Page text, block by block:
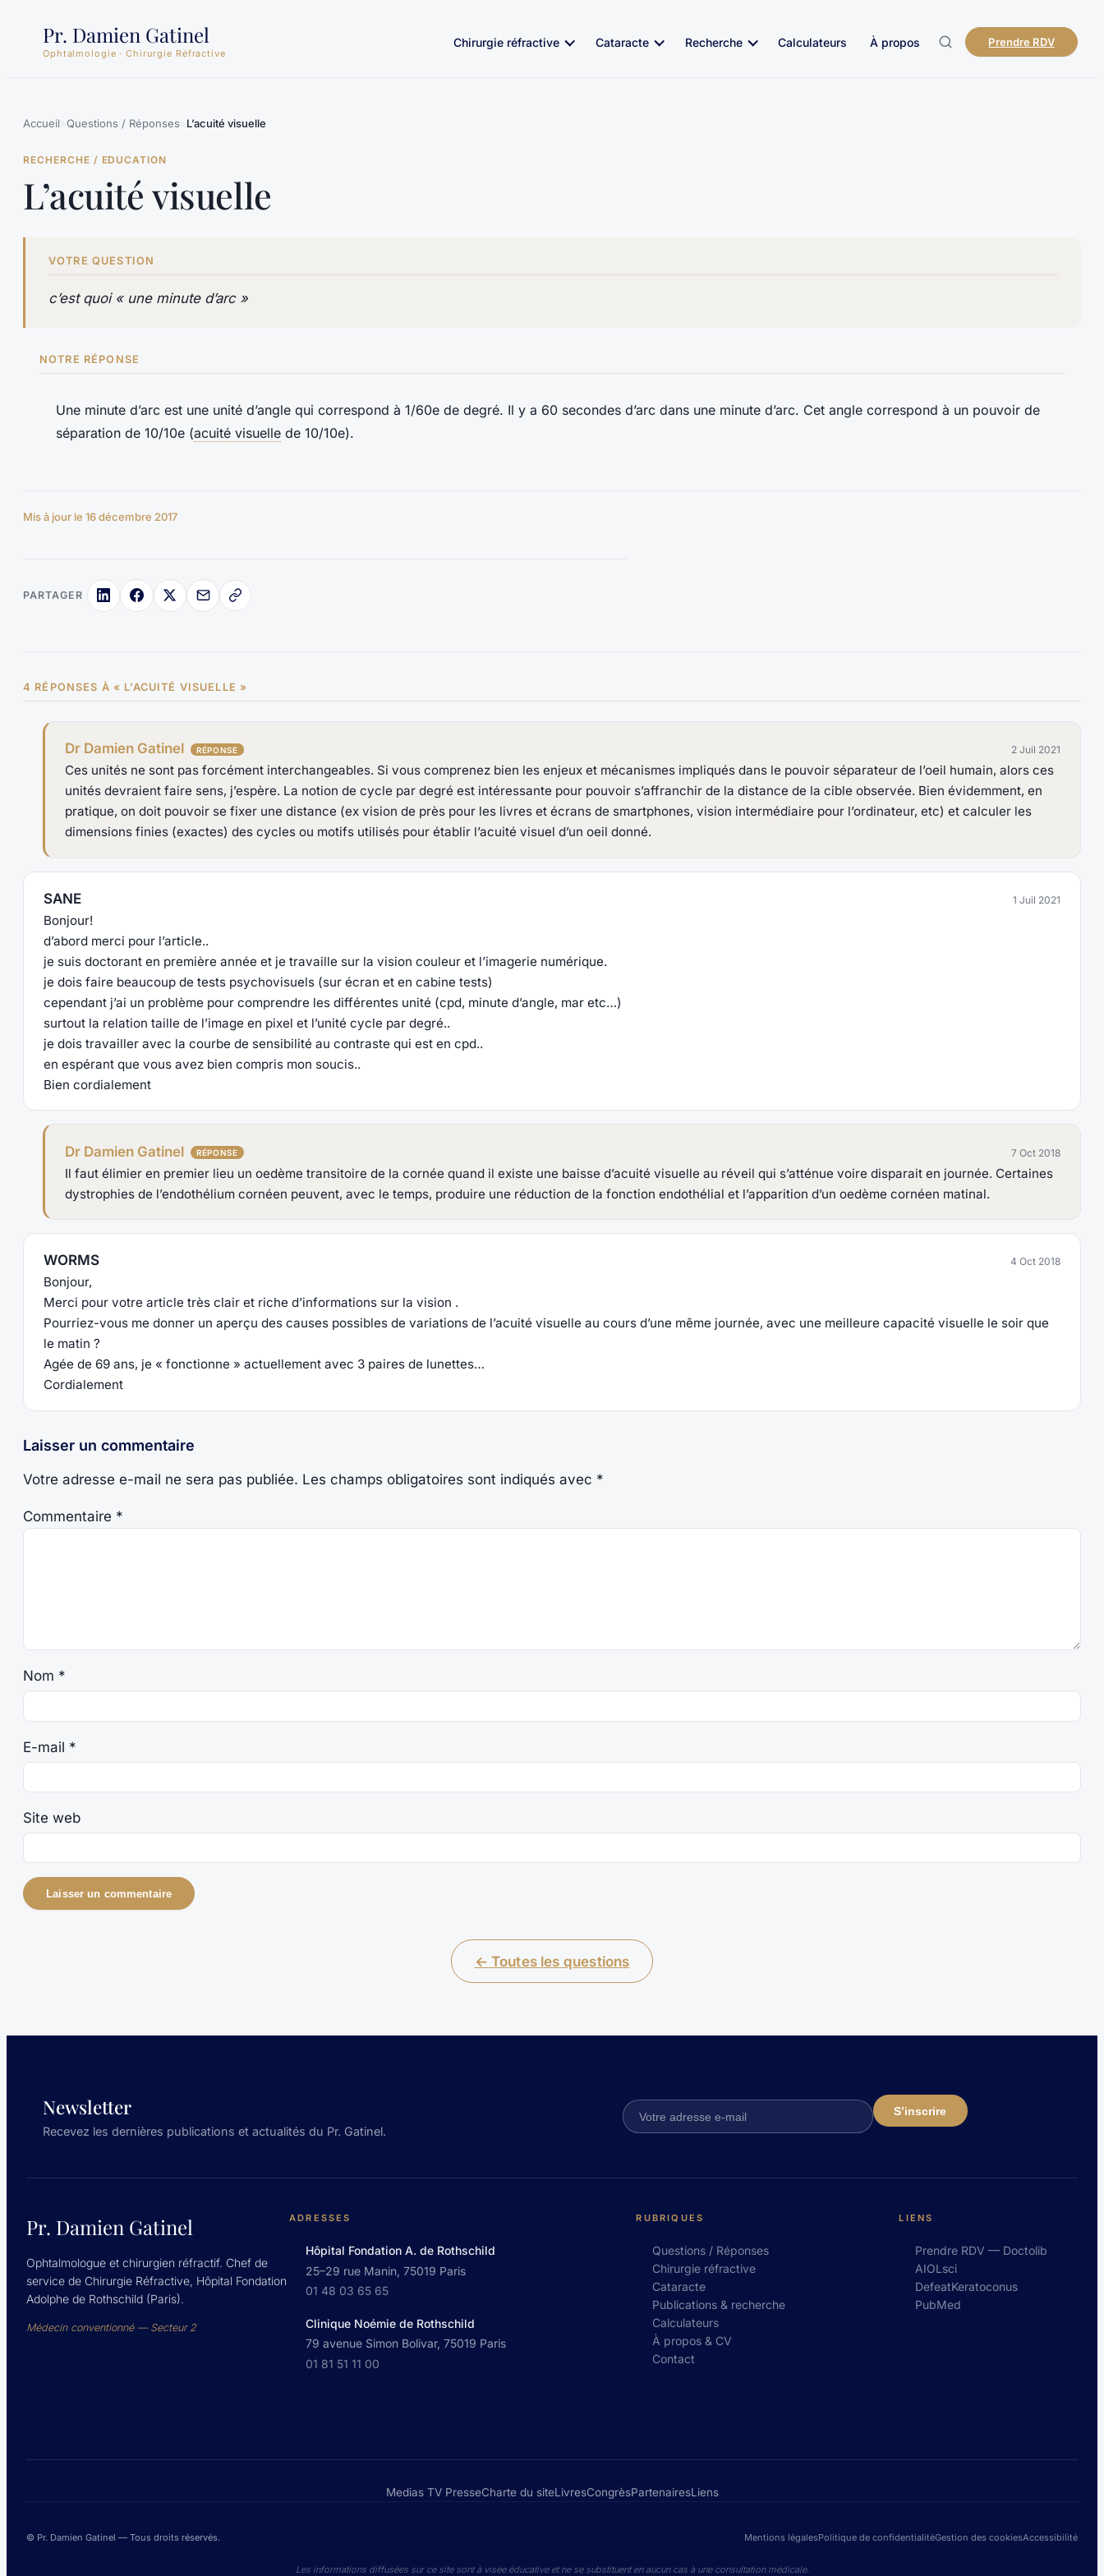
contenu
Pr. Damien Gatinel
Ophtalmologie · Chirurgie Réfractive
Chirurgie réfractive Cataracte Recherche Calculateurs À propos Prendre RDV
Accueil Questions / Réponses L’acuité visuelle
RECHERCHE / EDUCATION
L’acuité visuelle
VOTRE QUESTION
c’est quoi « une minute d’arc »
NOTRE RÉPONSE
Une minute d’arc est une unité d’angle qui correspond à 1/60e de degré. Il y a 60 secondes d’arc dans une minute d’arc. Cet angle correspond à un pouvoir de
séparation de 10/10e (acuité visuelle de 10/10e).
Mis à jour le 16 décembre 2017
PARTAGER
4 RÉPONSES À « L’ACUITÉ VISUELLE »
Dr Damien Gatinel 2 Juil 2021
Ces unités ne sont pas forcément interchangeables. Si vous comprenez bien les enjeux et mécanismes impliqués dans le pouvoir séparateur de l’oeil humain, alors ces
unités devraient faire sens, j’espère. La notion de cycle par degré est intéressante pour pouvoir s’affranchir de la distance de la cible observée. Bien évidemment, en
pratique, on doit pouvoir se fixer une distance (ex vision de près pour les livres et écrans de smartphones, vision intermédiaire pour l’ordinateur, etc) et calculer les
dimensions finies (exactes) des cycles ou motifs utilisés pour établir l’acuité visuel d’un oeil donné.
SANE 1 Juil 2021
Bonjour!
d’abord merci pour l’article..
je suis doctorant en première année et je travaille sur la vision couleur et l’imagerie numérique.
je dois faire beaucoup de tests psychovisuels (sur écran et en cabine tests)
cependant j’ai un problème pour comprendre les différentes unité (cpd, minute d’angle, mar etc…)
surtout la relation taille de l’image en pixel et l’unité cycle par degré..
je dois travailler avec la courbe de sensibilité au contraste qui est en cpd..
en espérant que vous avez bien compris mon soucis..
Bien cordialement
Dr Damien Gatinel 7 Oct 2018
Il faut élimier en premier lieu un oedème transitoire de la cornée quand il existe une baisse d’acuité visuelle au réveil qui s’atténue voire disparait en journée. Certaines
dystrophies de l’endothélium cornéen peuvent, avec le temps, produire une réduction de la fonction endothélial et l’apparition d’un oedème cornéen matinal.
WORMS 4 Oct 2018
Bonjour,
Merci pour votre article très clair et riche d’informations sur la vision .
Pourriez-vous me donner un aperçu des causes possibles de variations de l’acuité visuelle au cours d’une même journée, avec une meilleure capacité visuelle le soir que
le matin ?
Agée de 69 ans, je « fonctionne » actuellement avec 3 paires de lunettes…
Cordialement
Laisser un commentaire
Votre adresse e-mail ne sera pas publiée. Les champs obligatoires sont indiqués avec *
Commentaire *
Nom *
E-mail *
Site web
← Toutes les questions
Newsletter
Recevez les dernières publications et actualités du Pr. Gatinel.
Pr. Damien Gatinel
Ophtalmologue et chirurgien réfractif. Chef de
service de Chirurgie Réfractive, Hôpital Fondation
Adolphe de Rothschild (Paris).
Médecin conventionné — Secteur 2
ADRESSES
Hôpital Fondation A. de Rothschild
25–29 rue Manin, 75019 Paris
01 48 03 65 65
Clinique Noémie de Rothschild
79 avenue Simon Bolivar, 75019 Paris
01 81 51 11 00
RUBRIQUES
Questions / Réponses
Chirurgie réfractive
Cataracte
Publications & recherche
Calculateurs
À propos & CV
Contact
LIENS
Prendre RDV — Doctolib
AIOLsci
DefeatKeratoconus
PubMed
Medias TV PresseCharte du siteLivresCongrèsPartenairesLiens
© Pr. Damien Gatinel — Tous droits réservés. Mentions légalesPolitique de confidentialitéGestion des cookiesAccessibilité
Les informations diffusées sur ce site sont à visée éducative et ne se substituent en aucun cas à une consultation médicale.